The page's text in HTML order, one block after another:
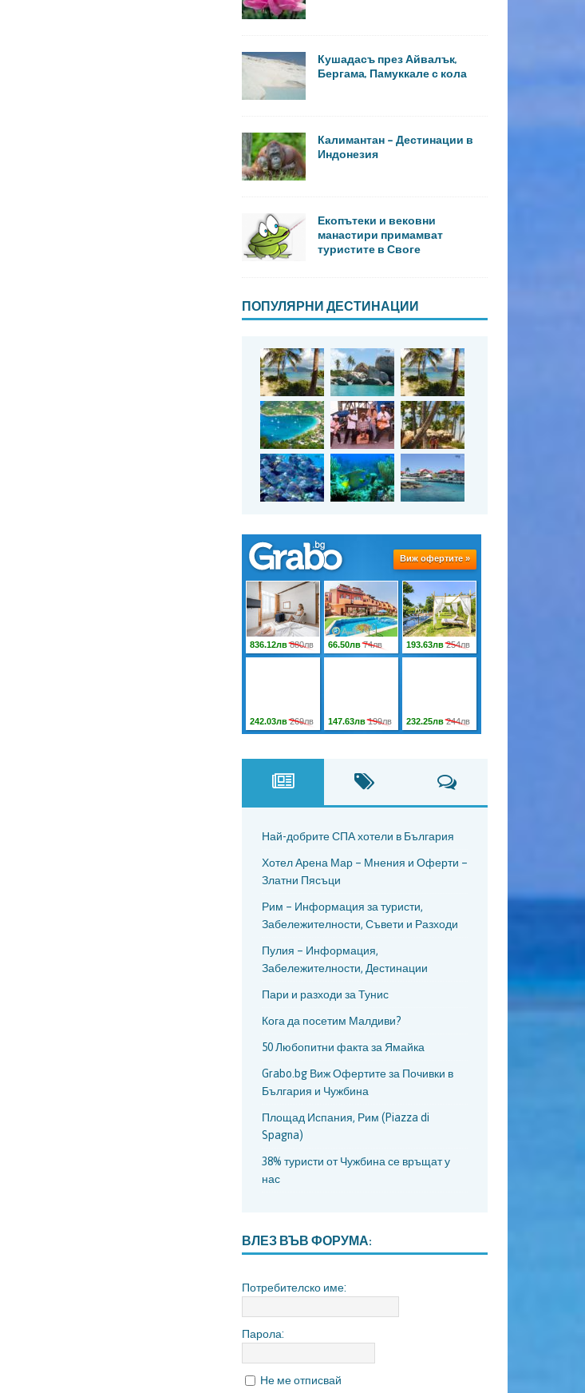
Кушадасъ през Айвалък,
Бергама, Памуккале с кола
Калимантан – Дестинации в
Индонезия
Екопътеки и вековни
манастири примамват
туристите в Своге
ПОПУЛЯРНИ ДЕСТИНАЦИИ
Най-добрите СПА хотели в България
Хотел Арена Мар – Мнения и Оферти –
Златни Пясъци
Рим – Информация за туристи,
Забележителности, Съвети и Разходи
Пулия – Информация,
Забележителности, Дестинации
Пари и разходи за Тунис
Кога да посетим Малдиви?
50 Любопитни факта за Ямайка
Grabo.bg Виж Офертите за Почивки в
България и Чужбина
Площад Испания, Рим (Piazza di
Spagna)
38% туристи от Чужбина се връщат у
нас
ВЛЕЗ ВЪВ ФОРУМА:
Потребителско име:
Парола:
Не ме отписвай